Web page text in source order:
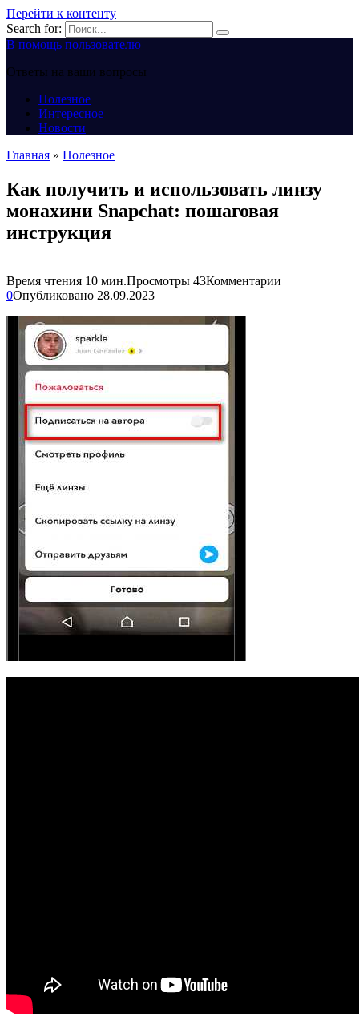
Перейти к контенту
Search for:
В помощь пользователю
Ответы на ваши вопросы
Полезное
Интересное
Новости
Главная » Полезное
Как получить и использовать линзу
монахини Snapchat: пошаговая
инструкция
Время чтения 10 мин.Просмотры 43Комментарии
0Опубликовано 28.09.2023